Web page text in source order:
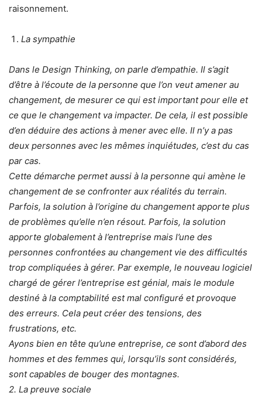
raisonnement.
La sympathie
Dans le Design Thinking, on parle d’empathie. Il s’agit
d’être à l’écoute de la personne que l’on veut amener au
changement, de mesurer ce qui est important pour elle et
ce que le changement va impacter. De cela, il est possible
d’en déduire des actions à mener avec elle. Il n’y a pas
deux personnes avec les mêmes inquiétudes, c’est du cas
par cas.
Cette démarche permet aussi à la personne qui amène le
changement de se confronter aux réalités du terrain.
Parfois, la solution à l’origine du changement apporte plus
de problèmes qu’elle n’en résout. Parfois, la solution
apporte globalement à l’entreprise mais l’une des
personnes confrontées au changement vie des difficultés
trop compliquées à gérer. Par exemple, le nouveau logiciel
chargé de gérer l’entreprise est génial, mais le module
destiné à la comptabilité est mal configuré et provoque
des erreurs. Cela peut créer des tensions, des
frustrations, etc.
Ayons bien en tête qu’une entreprise, ce sont d’abord des
hommes et des femmes qui, lorsqu’ils sont considérés,
sont capables de bouger des montagnes.
2. La preuve sociale